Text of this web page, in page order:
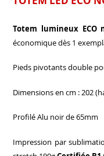
Totem lumineux ECO
économique dès 1
Pieds pivotants double
Dimensions en cm : 202
Profilé Alu noir de 65mm
Impression par